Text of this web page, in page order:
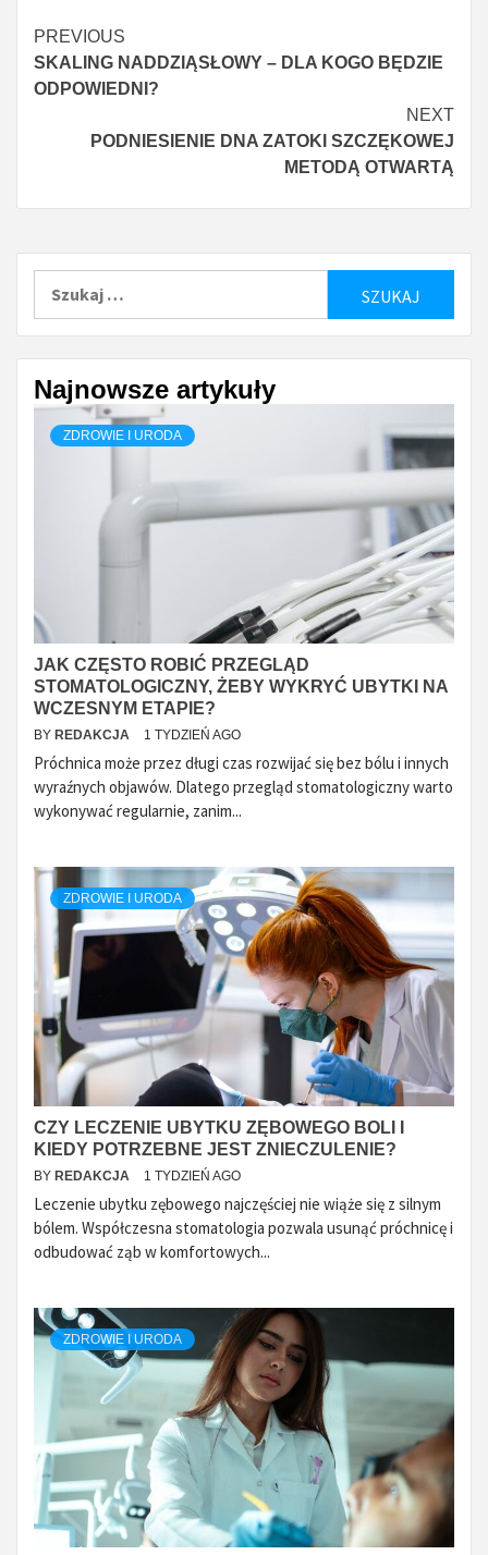
Continue
Reading
PREVIOUS
SKALING NADDZIĄSŁOWY – DLA KOGO BĘDZIE
ODPOWIEDNI?
NEXT
PODNIESIENIE DNA ZATOKI SZCZĘKOWEJ
METODĄ OTWARTĄ
Najnowsze artykuły
ZDROWIE I URODA
JAK CZĘSTO ROBIĆ PRZEGLĄD
STOMATOLOGICZNY, ŻEBY WYKRYĆ UBYTKI NA
WCZESNYM ETAPIE?
BY REDAKCJA 1 TYDZIEŃ AGO
Próchnica może przez długi czas rozwijać się bez bólu i innych
wyraźnych objawów. Dlatego przegląd stomatologiczny warto
wykonywać regularnie, zanim...
ZDROWIE I URODA
CZY LECZENIE UBYTKU ZĘBOWEGO BOLI I
KIEDY POTRZEBNE JEST ZNIECZULENIE?
BY REDAKCJA 1 TYDZIEŃ AGO
Leczenie ubytku zębowego najczęściej nie wiąże się z silnym
bólem. Współczesna stomatologia pozwala usunąć próchnicę i
odbudować ząb w komfortowych...
ZDROWIE I URODA